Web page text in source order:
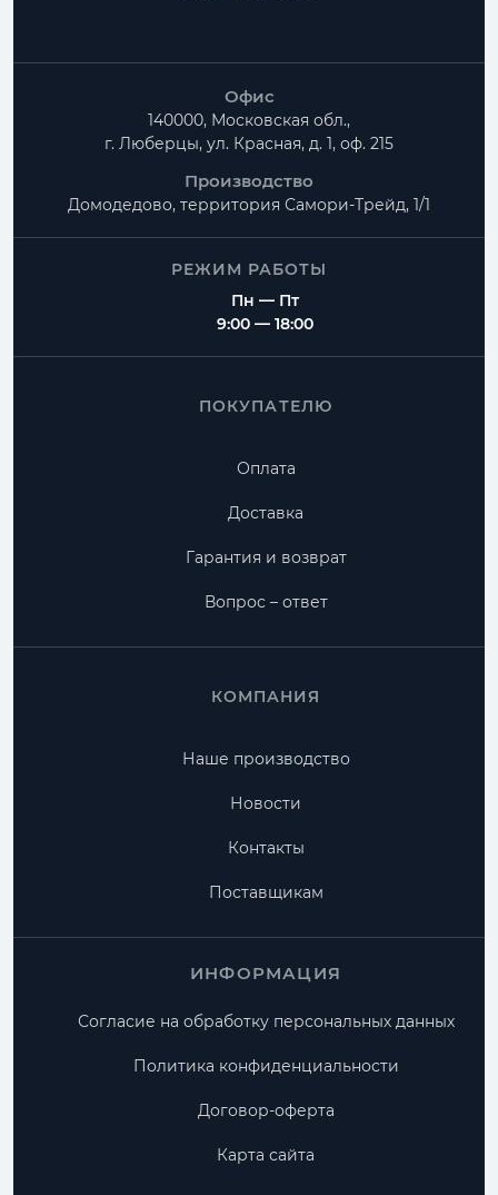
Офис
140000, Московская обл.,
г. Люберцы, ул. Красная, д. 1, оф. 215
Производство
Домодедово, территория Самори-Трейд, 1/1
РЕЖИМ РАБОТЫ
Пн — Пт
9:00 — 18:00
ПОКУПАТЕЛЮ
Оплата
Доставка
Гарантия и возврат
Вопрос – ответ
КОМПАНИЯ
Наше производство
Новости
Контакты
Поставщикам
ИНФОРМАЦИЯ
Согласие на обработку персональных данных
Политика конфиденциальности
Договор-оферта
Карта сайта